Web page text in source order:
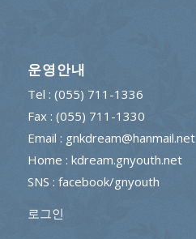
운영안내
Tel : (055) 711-1336
Fax : (055) 711-1330
Email : gnkdream@hanmail.net
Home : kdream.gnyouth.net
SNS : facebook/gnyouth
로그인